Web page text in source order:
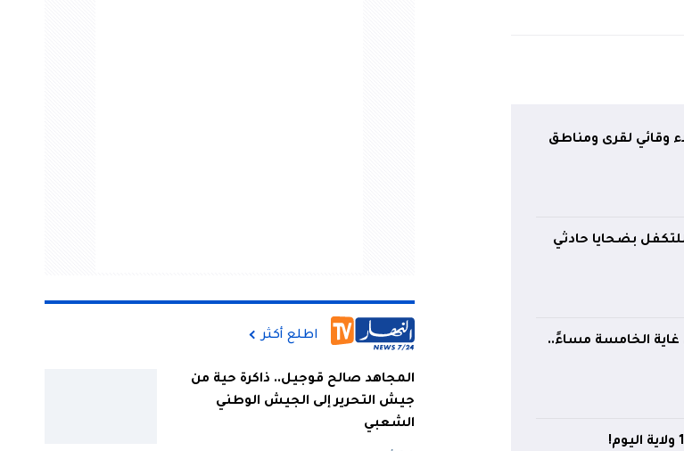
22 ولاية.. وإخلاء وقائي لقرى ومناطق
بضحايا حادثي
إلى غاية الخامسة مساءً..
اطلع أكثر
المجاهد صالح قوجيل.. ذاكرة حية من
جيش التحرير إلى الجيش الوطني
الشعبي